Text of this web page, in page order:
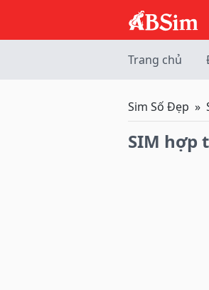
Trang chủ
Sim Số Đẹp
SIM hợp